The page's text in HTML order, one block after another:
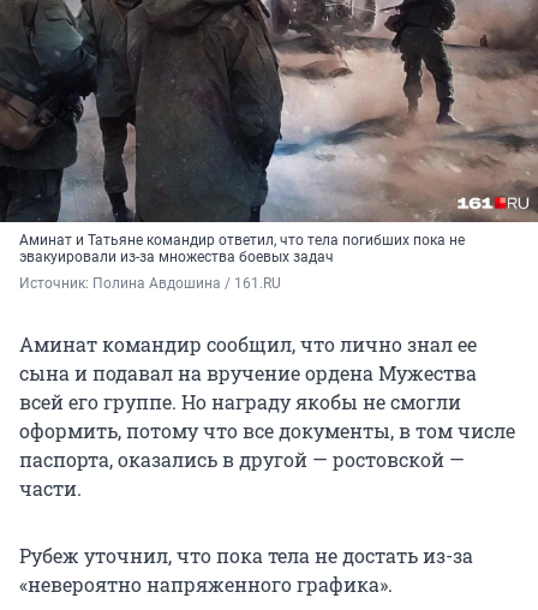
Аминат и Татьяне командир ответил, что тела погибших пока не
эвакуировали из-за множества боевых задач
Источник: Полина Авдошина / 161.RU
Аминат командир сообщил, что лично знал ее
сына и подавал на вручение ордена Мужества
всей его группе. Но награду якобы не смогли
оформить, потому что все документы, в том числе
паспорта, оказались в другой — ростовской —
части.
Рубеж уточнил, что пока тела не достать из-за
«невероятно напряженного графика».